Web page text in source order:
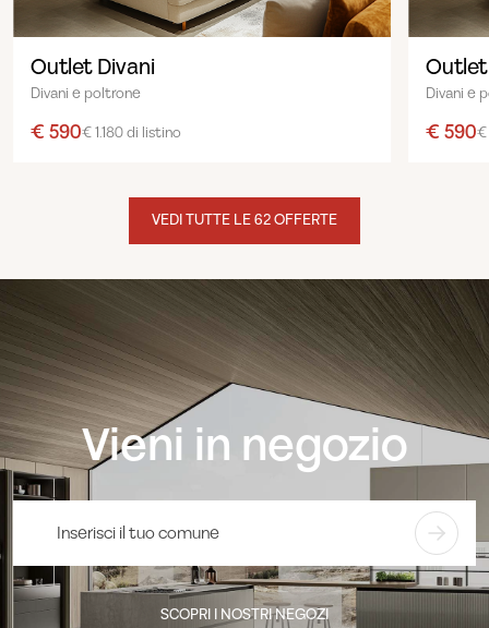
Outlet Divani
Divani e poltrone
€ 590€ 1.180 di listino
Divani e
€ 590€
VEDI TUTTE LE 62 OFFERTE
Vieni in negozio
SCOPRI I NOSTRI NEGOZI